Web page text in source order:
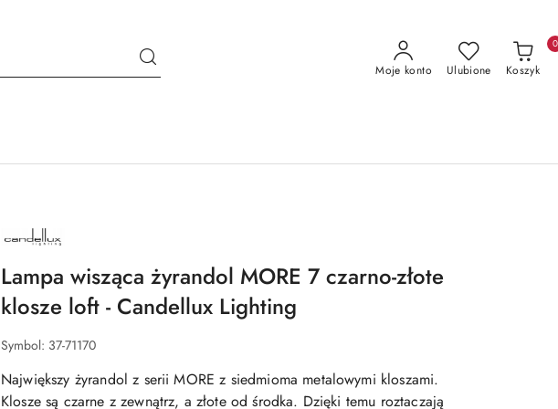
Moje konto Ulubione Koszyk
0
NAZWA
PRODUCENTA:
LIGHTING
Lampa wisząca żyrandol MORE 7 czarno-złote
klosze loft - Candellux Lighting
Symbol: 37-71170
Największy żyrandol z serii MORE z siedmioma metalowymi kloszami.
Klosze są czarne z zewnątrz, a złote od środka. Dzięki temu roztaczają